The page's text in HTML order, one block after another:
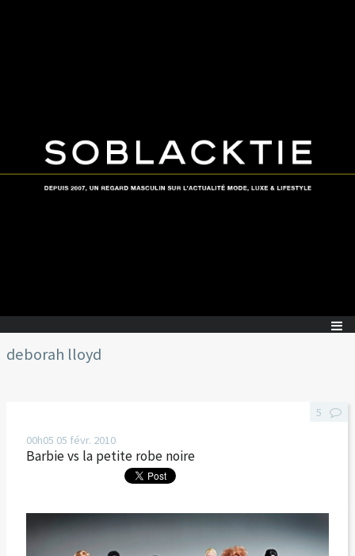
deborah lloyd
00h05 05 févr. 2010
Barbie vs la petite robe noire
5